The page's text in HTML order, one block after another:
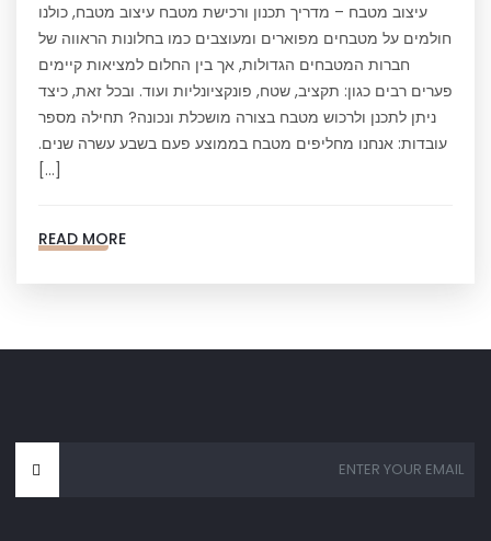
עיצוב מטבח – מדריך תכנון ורכישת מטבח עיצוב מטבח, כולנו
חולמים על מטבחים מפוארים ומעוצבים כמו בחלונות הראווה של
חברות המטבחים הגדולות, אך בין החלום למציאות קיימים
פערים רבים כגון: תקציב, שטח, פונקציונליות ועוד. ובכל זאת, כיצד
ניתן לתכנן ולרכוש מטבח בצורה מושכלת ונכונה? תחילה מספר
עובדות: אנחנו מחליפים מטבח בממוצע פעם בשבע עשרה שנים.
[…]
READ MORE